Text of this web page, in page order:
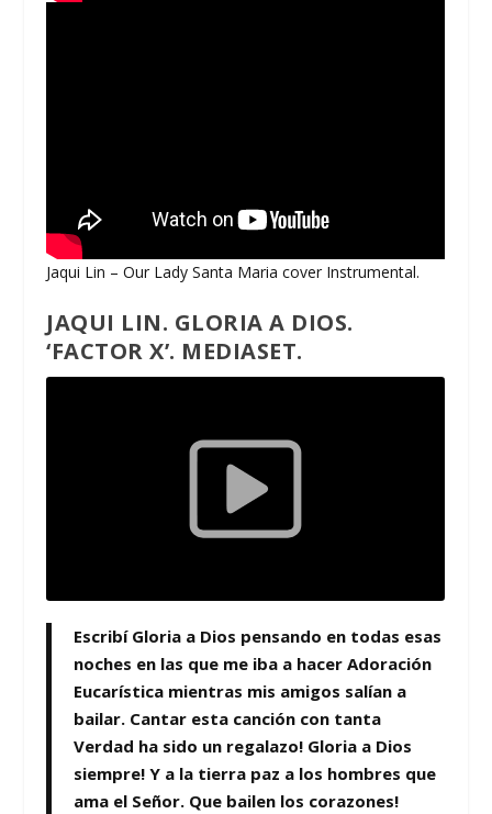
Jaqui Lin – Our Lady Santa Maria cover Instrumental.
JAQUI LIN. GLORIA A DIOS.
‘FACTOR X’. MEDIASET.
Escribí Gloria a Dios pensando en todas esas
noches en las que me iba a hacer Adoración
Eucarística mientras mis amigos salían a
bailar. Cantar esta canción con tanta
Verdad ha sido un regalazo! Gloria a Dios
siempre! Y a la tierra paz a los hombres que
ama el Señor. Que bailen los corazones!